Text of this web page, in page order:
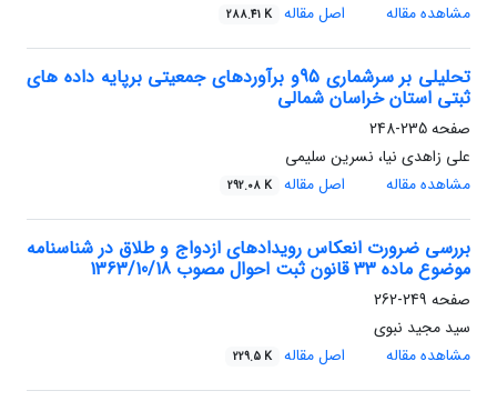
مشاهده مقاله
اصل مقاله 288.41 K
تحلیلی بر سرشماری 95و برآوردهای جمعیتی برپایه داده های
ثبتی استان خراسان شمالی
صفحه235-248
علی زاهدی نیا، نسرین سلیمی
مشاهده مقاله
اصل مقاله 292.08 K
بررسی ضرورت انعکاس رویدادهای ازدواج و طلاق در شناسنامه
موضوع ماده 33 قانون ثبت احوال مصوب 1363/10/18
صفحه 249-262
سید مجید نبوی
مشاهده مقاله
اصل مقاله 229.5 K